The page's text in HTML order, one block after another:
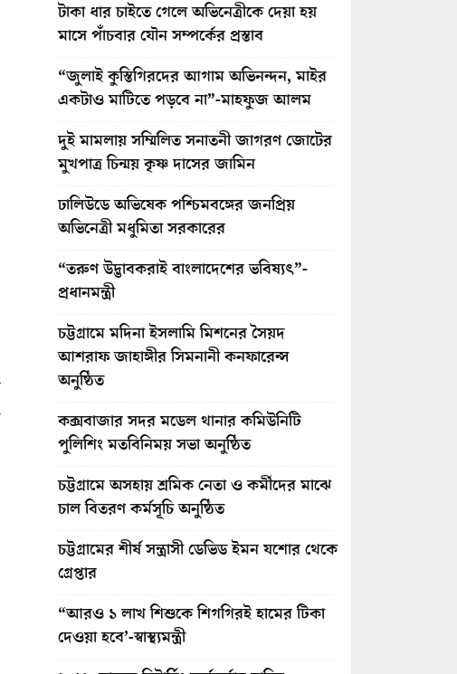
টাকা ধার চাইতে গেলে অভিনেত্রীকে দেয়া হয়
মাসে পাঁচবার যৌন সম্পর্কের প্রস্তাব
“জুলাই কুস্তিগিরদের আগাম অভিনন্দন, মাইর
একটাও মাটিতে পড়বে না”-মাহফুজ আলম
দুই মামলায় সম্মিলিত সনাতনী জাগরণ জোটের
মুখপাত্র চিন্ময় কৃষ্ণ দাসের জামিন
ঢালিউডে অভিষেক পশ্চিমবঙ্গের জনপ্রিয়
অভিনেত্রী মধুমিতা সরকারের
“তরুণ উদ্ভাবকরাই বাংলাদেশের ভবিষ্যৎ”-
প্রধানমন্ত্রী
চট্টগ্রামে মদিনা ইসলামি মিশনের সৈয়দ
আশরাফ জাহাঙ্গীর সিমনানী কনফারেন্স
অনুষ্ঠিত
কক্সবাজার সদর মডেল থানার কমিউনিটি
পুলিশিং মতবিনিময় সভা অনুষ্ঠিত
চট্টগ্রামে অসহায় শ্রমিক নেতা ও কর্মীদের মাঝে
চাল বিতরণ কর্মসূচি অনুষ্ঠিত
চট্টগ্রামের শীর্ষ সন্ত্রাসী ডেভিড ইমন যশোর থেকে
গ্রেপ্তার
“আরও ১ লাখ শিশুকে শিগগিরই হামের টিকা
দেওয়া হবে’-স্বাস্থ্যমন্ত্রী